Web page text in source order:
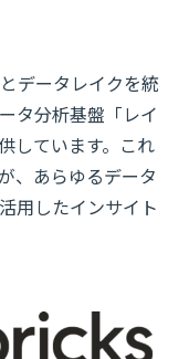
データレイクを統
タ分析基盤「レイ
しています。これ
、あらゆるデータ
⽤したインサイト